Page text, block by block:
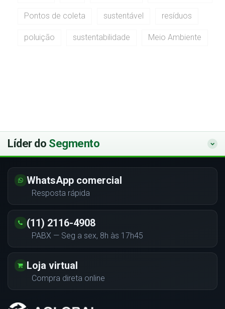
Pontos de coleta sustentável resíduos
poluição sustentabilidade Meio Ambiente
Líder do Segmento
WhatsApp comercial
Resposta rápida
(11) 2116-4908
PABX — Seg a sex, 8h às 17h45
Loja virtual
Compra direta online